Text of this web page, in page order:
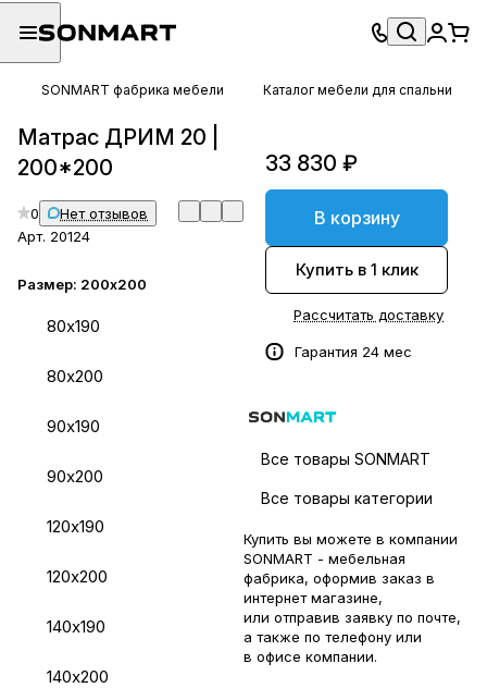
SONMART фабрика мебели Каталог мебели для спальни
Матрас ДРИМ 20 |
200*200
0
Нет отзывов
Арт. 20124
Размер: 200х200
80х190
80х200
90х190
90х200
120х190
120х200
140х190
140х200
33 830 ₽
В корзину
Купить в 1 клик
Рассчитать доставку
Гарантия 24 мес
Все товары SONMART
Все товары категории
Купить вы можете в компании
SONMART - мебельная
фабрика, оформив заказ в
интернет магазине,
или отправив заявку по почте,
а также по телефону или
в офисе компании.